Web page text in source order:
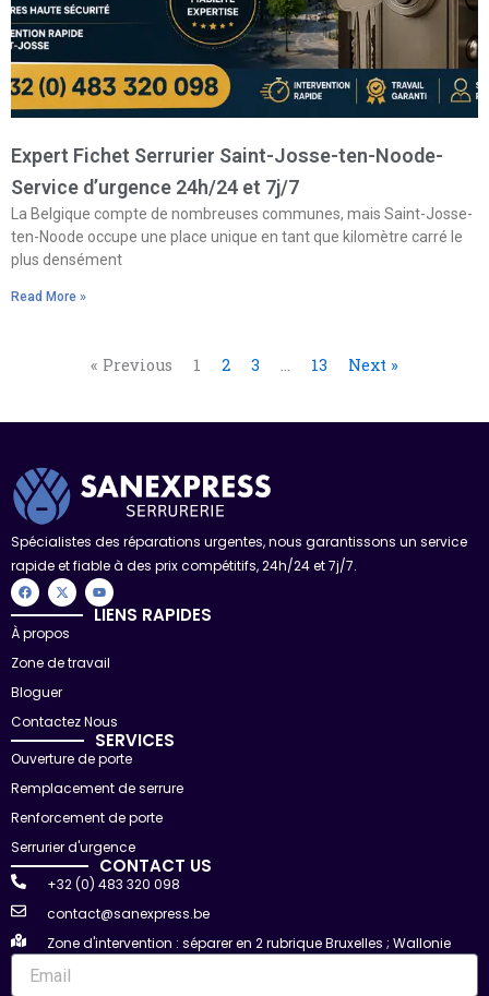
Expert Fichet Serrurier Saint-Josse-ten-Noode-
Service d’urgence 24h/24 et 7j/7
La Belgique compte de nombreuses communes, mais Saint-Josse-
ten-Noode occupe une place unique en tant que kilomètre carré le
plus densément
Read More »
« Previous 1 2 3 … 13 Next »
Spécialistes des réparations urgentes, nous garantissons un service
rapide et fiable à des prix compétitifs, 24h/24 et 7j/7.
F
a
c
b
o
X
-
t
i
t
r
Y
o
u
t
e
LIENS RAPIDES
À propos
Zone de travail
Bloguer
Contactez Nous
SERVICES
Ouverture de porte
Remplacement de serrure
Renforcement de porte
Serrurier d'urgence
CONTACT US
+32 (0) 483 320 098
contact@sanexpress.be
Zone d'intervention : séparer en 2 rubrique Bruxelles ; Wallonie